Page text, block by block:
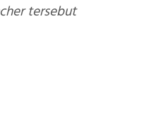
tersebut